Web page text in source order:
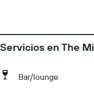
Servicios en The
Bar/lounge